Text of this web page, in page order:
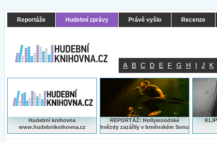
Reportáže Hudební zprávy Právě vyšlo Recenze
A B C D E F G H I J K
Hudební knihovna
www.hudebniknihovna.cz
REPORTÁŽ: Hollywoodské
hvězdy zazářily v brněnském Sonu